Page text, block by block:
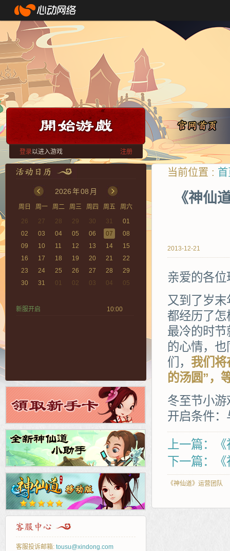
登录以进入游戏 注册
2026年08 月
周日 周一 周二 周三 周四 周五
周六
26
27 28 29 30 31
01
02
03 04 05 06 07
08
09
10 11 12 13 14
15
16
17 18 19 20 21
22
23
24 25 26 27 28
29
30
31 01 02 03 04 05
新服开启 10:00
客服投诉邮箱: tousu@xindong.com
当前位置 :
《神仙
2013-12-21
亲爱的各位
又到了岁
都经历了
最冷的时
的心情，
们， 我们将
的汤圆”，
冬至节小游
开启条件
上一篇：
下一篇：
《神仙道》运营团队